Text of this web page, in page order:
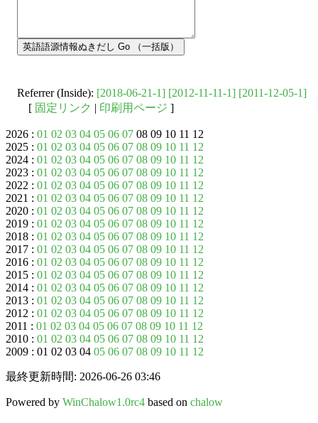
Referrer (Inside): [2018-06-21-1] [2012-11-11-1] [2011-12-05-1]
[ 固定リンク | 印刷用ページ ]
2026 : 01 02 03 04 05 06 07 08 09 10 11 12
2025 : 01 02 03 04 05 06 07 08 09 10 11 12
2024 : 01 02 03 04 05 06 07 08 09 10 11 12
2023 : 01 02 03 04 05 06 07 08 09 10 11 12
2022 : 01 02 03 04 05 06 07 08 09 10 11 12
2021 : 01 02 03 04 05 06 07 08 09 10 11 12
2020 : 01 02 03 04 05 06 07 08 09 10 11 12
2019 : 01 02 03 04 05 06 07 08 09 10 11 12
2018 : 01 02 03 04 05 06 07 08 09 10 11 12
2017 : 01 02 03 04 05 06 07 08 09 10 11 12
2016 : 01 02 03 04 05 06 07 08 09 10 11 12
2015 : 01 02 03 04 05 06 07 08 09 10 11 12
2014 : 01 02 03 04 05 06 07 08 09 10 11 12
2013 : 01 02 03 04 05 06 07 08 09 10 11 12
2012 : 01 02 03 04 05 06 07 08 09 10 11 12
2011 : 01 02 03 04 05 06 07 08 09 10 11 12
2010 : 01 02 03 04 05 06 07 08 09 10 11 12
2009 : 01 02 03 04 05 06 07 08 09 10 11 12
最終更新時間: 2026-06-26 03:46
Powered by WinChalow1.0rc4 based on chalow